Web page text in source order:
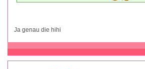
Ja genau die hihi